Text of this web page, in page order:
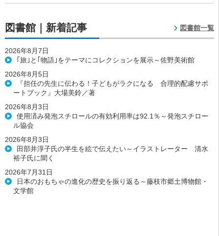
図書館｜新着記事 図書館一覧
2026年8月7日
｢旅｣と｢物語｣をテーマにコレクションを展示～佐野美術館
2026年8月5日
『担任の先生に伝わる！子どもがラクになる 合理的配慮サポ
ートブック』大場美鈴／著
2026年8月3日
使用済み発泡スチロールの有効利用率は92.1％～発泡スチロー
ル協会
2026年8月3日
田部井淳子氏の半生を絵で伝えたい～イラストレーター 清水
裕子氏に聞く
2026年7月31日
日本のおもちゃの進化の歴史を振り返る～藤枝市郷土博物館・
文学館